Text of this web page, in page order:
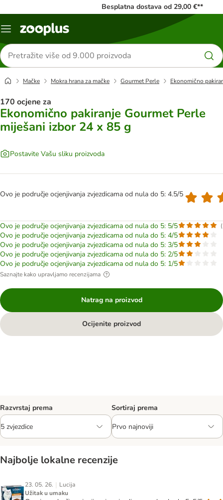
Besplatna dostava od 29,00 €**
Izbornik
Traži
proizvode
Mačke Mokra hrana za mačke Gourmet Perle Ekonomično
170 ocjene za
Ekonomično pakiranje Gourmet Perle
miješani izbor 24 x 85 g
Postavite Vašu sliku proizvoda
Ovo je područje ocjenjivanja zvjezdicama od nula do 5: 4.5/5
Ovo je područje ocjenjivanja zvjezdicama od nula do 5: 5/5 (
Ovo je područje ocjenjivanja zvjezdicama od nula do 5: 4/5
Ovo je područje ocjenjivanja zvjezdicama od nula do 5: 3/5
Ovo je područje ocjenjivanja zvjezdicama od nula do 5: 2/5
Ovo je područje ocjenjivanja zvjezdicama od nula do 5: 1/5
Saznajte kako upravljamo recenzijama
Natrag na proizvod
Ocijenite proizvod
Razvrstaj prema Sortiraj prema
Najbolje lokalne recenzije
23. 05. 26. | Lucija
Užitak u umaku